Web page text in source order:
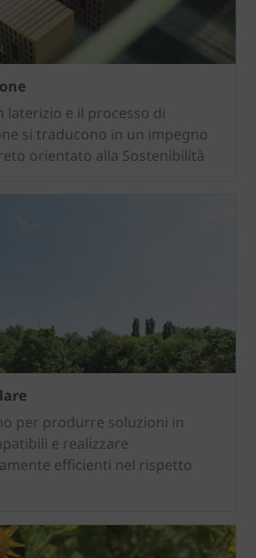
laterizio e il processo di
si traducono in un impegno
orientato alla Sostenibilità
per produrre soluzioni in
e realizzare
efficienti nel rispetto